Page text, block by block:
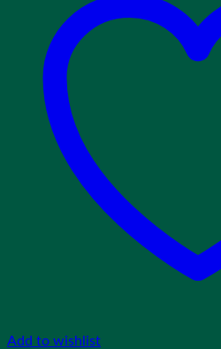
Add to wishlist